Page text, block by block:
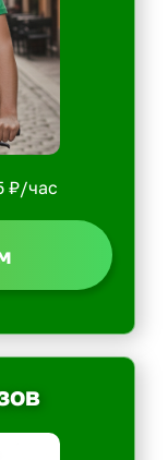
₽/час